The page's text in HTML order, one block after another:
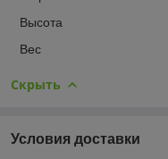
Высота
Вес
Скрыть
Условия доставки